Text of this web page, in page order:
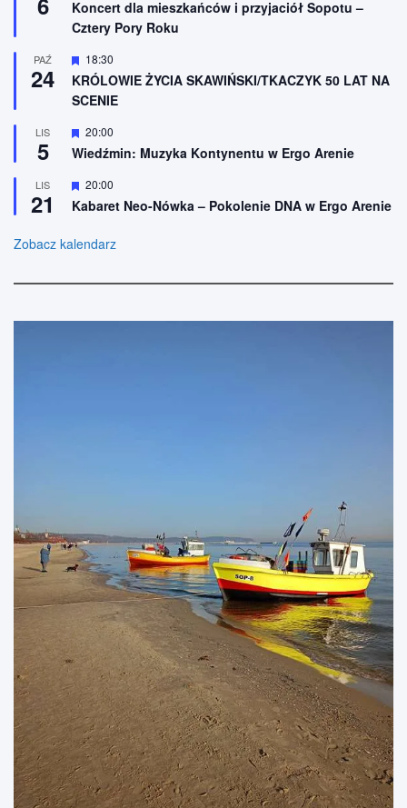
e
n
o
e
r
ó
n
i
o
n
Koncert dla mieszkańców i przyjaciół Sopotu –
Cztery Pory Roku
PAŹ
24
W
y
r
ó
n
i
o
e
18:30
KRÓLOWIE ŻYCIA SKAWIŃSKI/TKACZYK 50 LAT NA
SCENIE
LIS
5
W
y
r
ż
n
n
20:00
Wiedźmin: Muzyka Kontynentu w Ergo Arenie
LIS
21
W
y
r
ż
o
20:00
Kabaret Neo-Nówka – Pokolenie DNA w Ergo Arenie
Zobacz kalendarz